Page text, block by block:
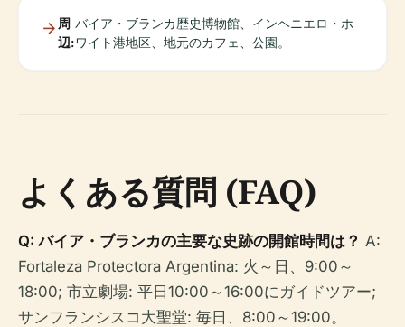
周
辺:
バイア・ブランカ歴史博物館、インヘニエロ・ホ
ワイト港地区、地元のカフェ、公園。
よくある質問 (FAQ)
Q: バイア・ブランカの主要な史跡の開館時間は？ A:
Fortaleza Protectora Argentina: 火～日、9:00～
18:00; 市立劇場: 平日10:00～16:00にガイドツアー;
サンフランシスコ大聖堂: 毎日、8:00～19:00。